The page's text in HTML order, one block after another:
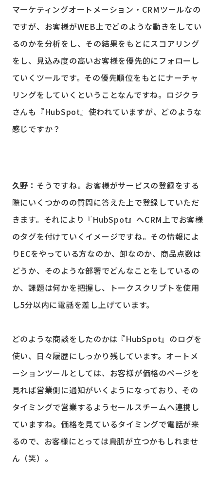
マーケティングオートメーション・CRMツールなの
ですが、お客様がWEB上でどのような動きをしてい
るのかを分析をし、その結果をもとにスコアリング
をし、見込み度の高いお客様を優先的にフォローし
ていくツールです。その優先順位をもとにナーチャ
リングをしていくということなんですね。ロジクラ
さんも『HubSpot』使われていますが、どのような
感じですか？
久野： そうですね。お客様がサービスの登録をする
際にいくつかのの質問に答えた上で登録していただ
きます。それにより『HubSpot』へCRM上でお客様
のタグを付けていくイメージですね。その情報によ
りECをやっている方なのか、卸なのか、商品点数は
どうか、そのような部署でどんなことをしているの
か、課題は何かを把握し、トークスクリプトを使用
し5分以内に電話を差し上げています。
どのような商談をしたのかは『HubSpot』のログを
使い、日々履歴にしっかり残しています。オートメ
ーションツールとしては、お客様が価格のページを
見れば営業側に通知がいくようになっており、その
タイミングで営業するようセールスチームへ連携し
ていますね。価格を見ているタイミングで電話が来
るので、お客様にとっては鳥肌が立つかもしれませ
ん（笑）。